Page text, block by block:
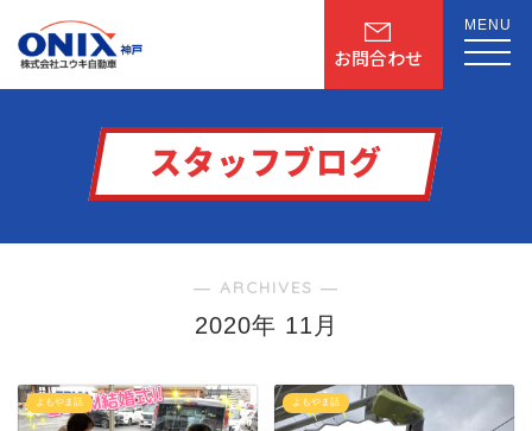
お問合わせ
MENU
スタッフブログ
― ARCHIVES ―
2020年 11月
よもやま話 よもやま話